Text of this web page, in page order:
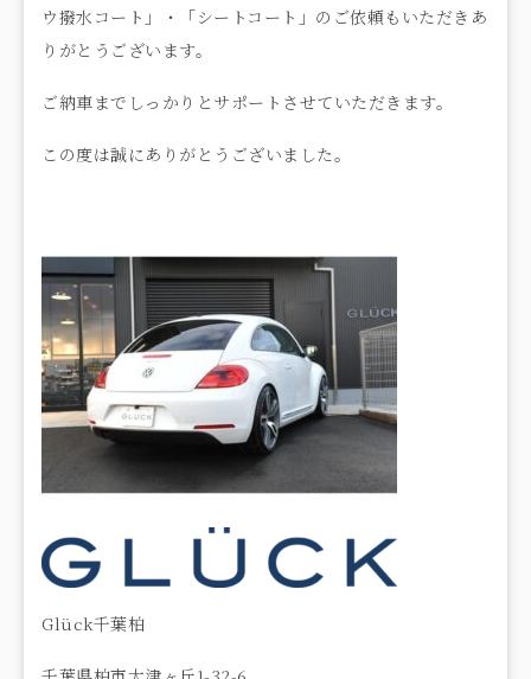
ウ撥水コート」・「シートコート」のご依頼もいただきあ
りがとうございます。
ご納車までしっかりとサポートさせていただきます。
この度は誠にありがとうございました。
Glück千葉柏